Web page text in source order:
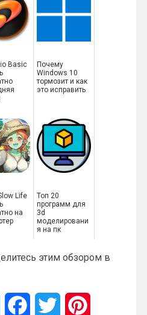
Basic
Почему
Windows 10
тормозит и как
это исправить
Life
на
Топ 20
программ для
3d
моделировани
я на пк
этим обзором в
M